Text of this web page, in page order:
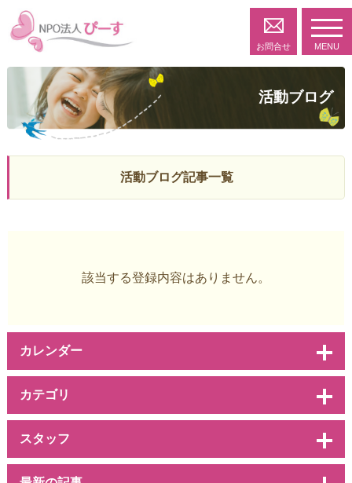
お問合せ MENU
活動ブログ
活動ブログ記事一覧
該当する登録内容はありません。
カレンダー
カテゴリ
スタッフ